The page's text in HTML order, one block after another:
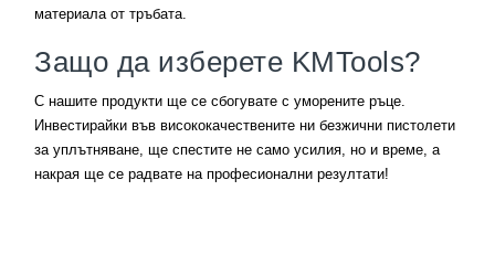
материала от тръбата.
Защо да изберете KMTools?
С нашите продукти ще се сбогувате с уморените ръце.
Инвестирайки във висококачествените ни безжични пистолети
за уплътняване, ще спестите не само усилия, но и време, а
накрая ще се радвате на професионални резултати!